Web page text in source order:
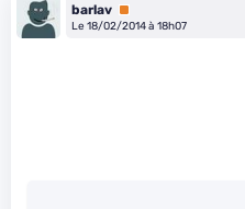
barlav Premium
Le 18/02/2014 à 18h07